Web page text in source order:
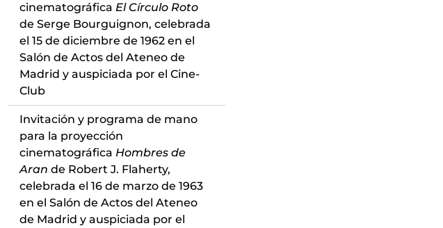
cinematográfica El Círculo Roto
de Serge Bourguignon, celebrada
el 15 de diciembre de 1962 en el
Salón de Actos del Ateneo de
Madrid y auspiciada por el Cine-
Club
Invitación y programa de mano
para la proyección
cinematográfica Hombres de
Aran de Robert J. Flaherty,
celebrada el 16 de marzo de 1963
en el Salón de Actos del Ateneo
de Madrid y auspiciada por el